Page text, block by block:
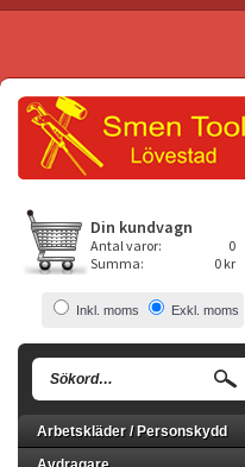
Din kundvagn
Antal varor:
0
Summa:
0 kr
Inkl. moms Exkl. moms
Arbetskläder / Personskydd